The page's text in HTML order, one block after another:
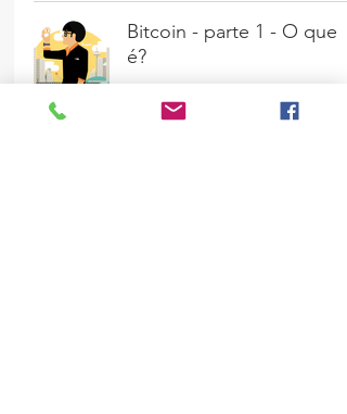
Bitcoin - parte 1 - O que
é?